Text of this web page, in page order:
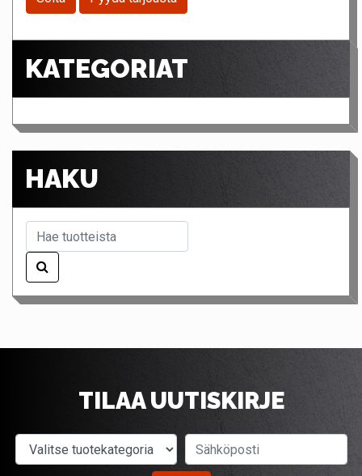
KATEGORIAT
HAKU
TILAA UUTISKIRJE
Valitse tuotekategoria